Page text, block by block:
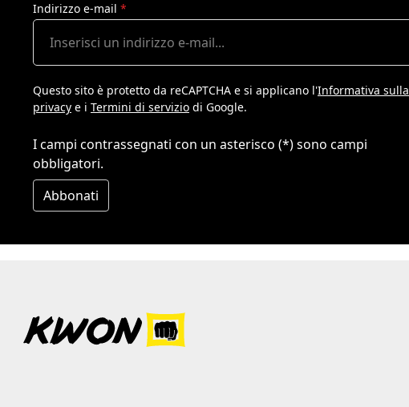
Indirizzo e-mail *
Questo sito è protetto da reCAPTCHA e si applicano l'Informativa sulla
privacy e i Termini di servizio di Google.
I campi contrassegnati con un asterisco (*) sono campi
obbligatori.
Abbonati